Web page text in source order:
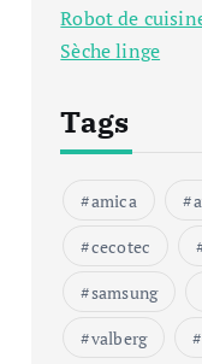
Robot de
Sèche linge
Tags
amica
cecotec
samsung
valberg